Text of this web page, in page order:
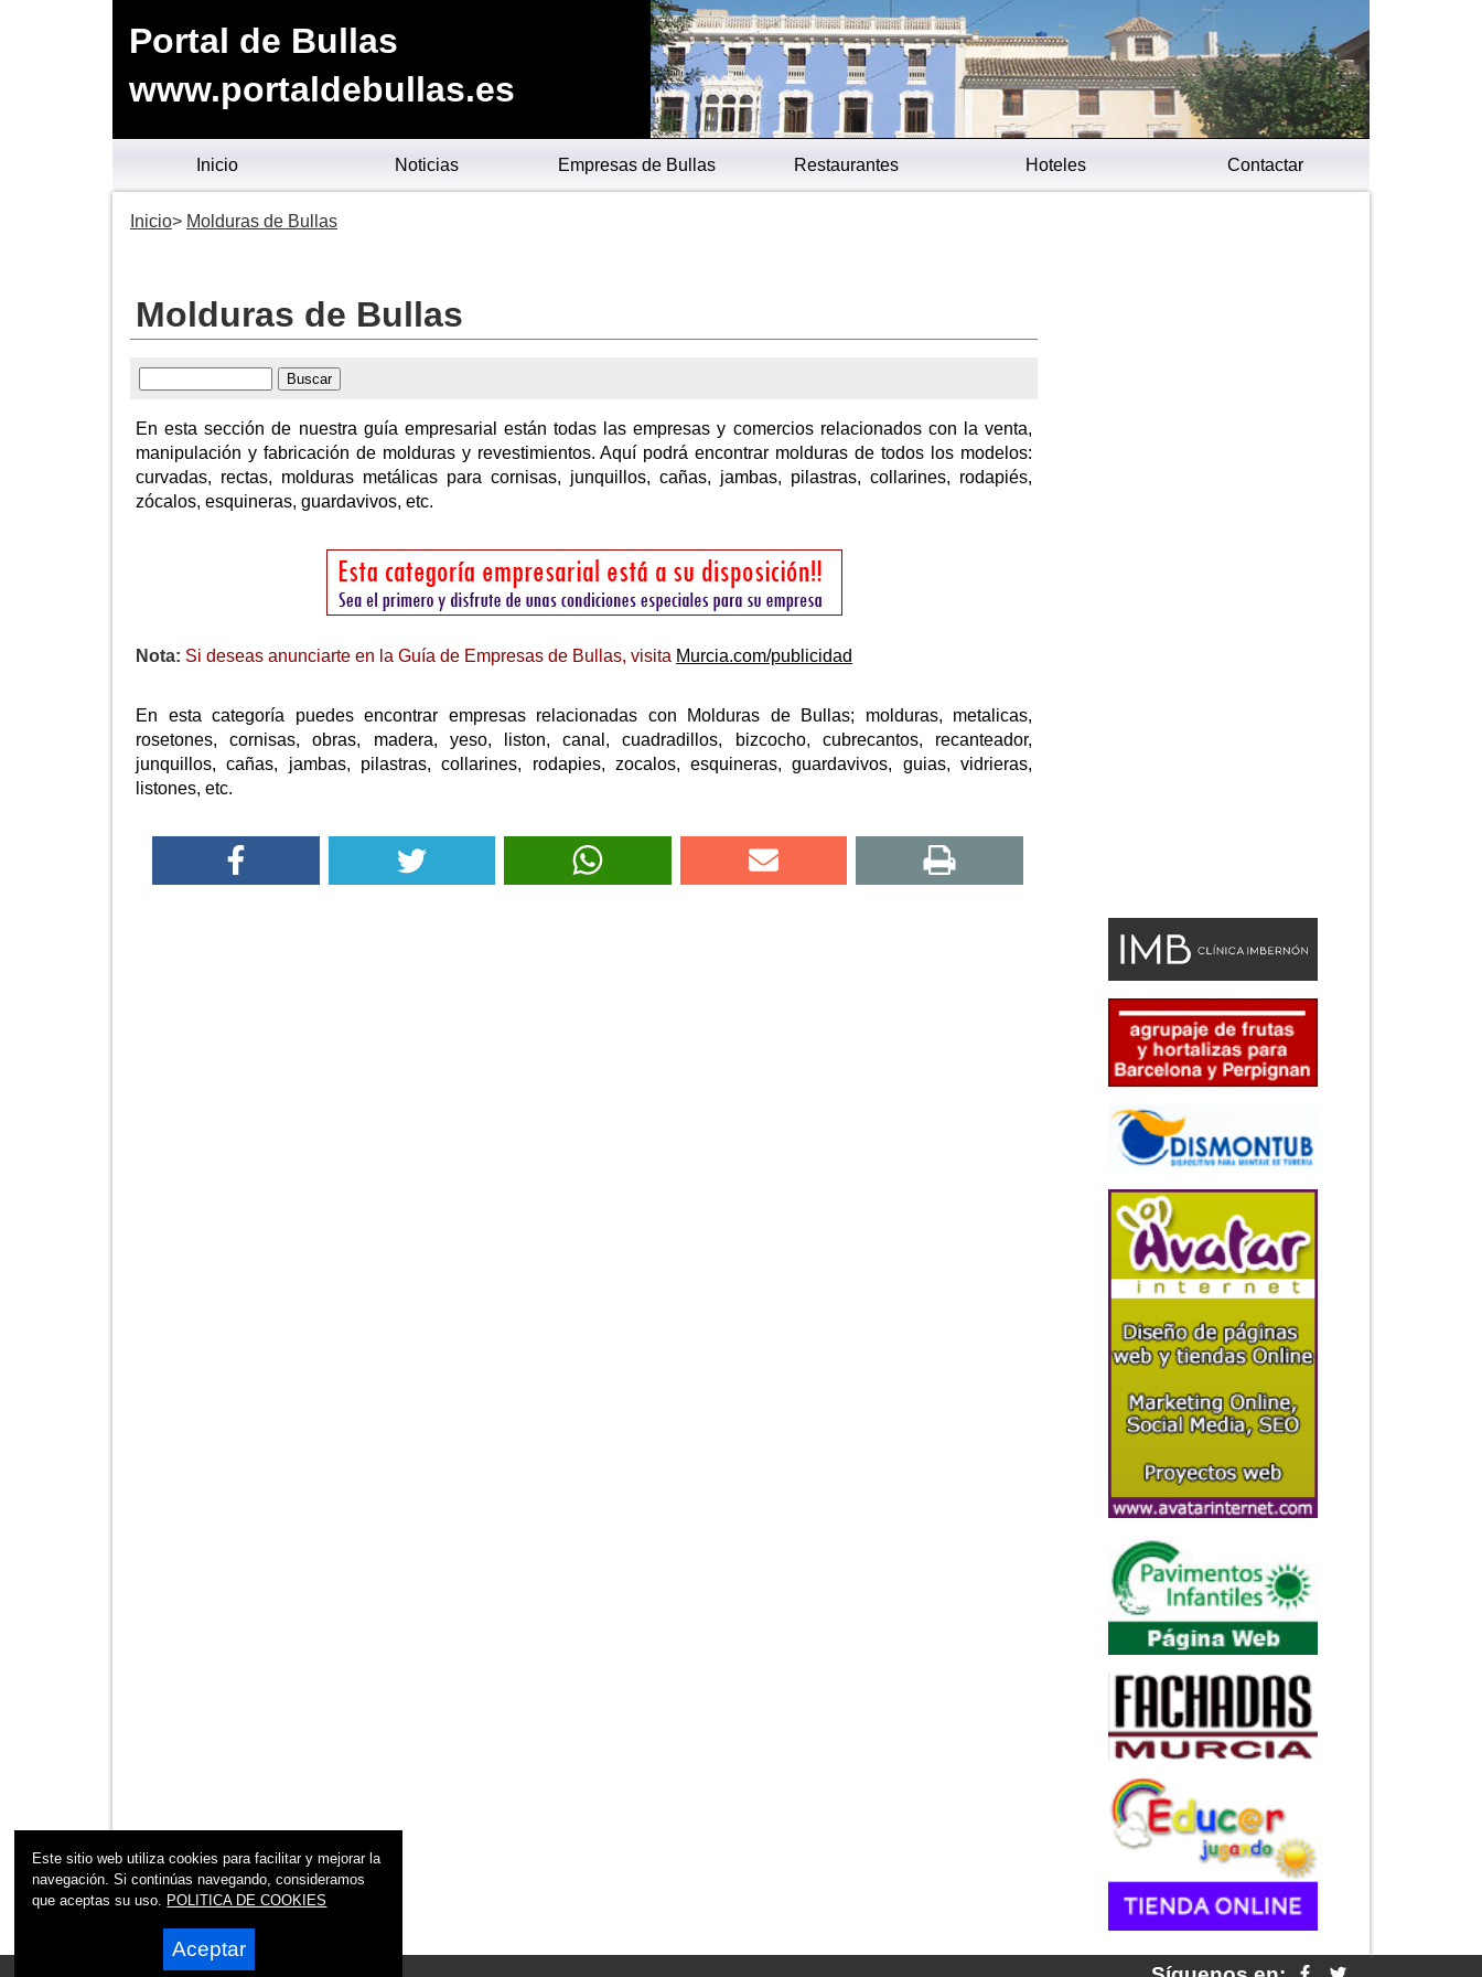
Portal de Bullas
www.portaldebullas.es
Inicio Noticias Empresas de Bullas Restaurantes Hoteles Contactar
Inicio Molduras de Bullas
Molduras de Bullas
En esta sección de nuestra guía empresarial están todas las empresas y comercios relacionados con la venta,
manipulación y fabricación de molduras y revestimientos. Aquí podrá encontrar molduras de todos los modelos:
curvadas, rectas, molduras metálicas para cornisas, junquillos, cañas, jambas, pilastras, collarines, rodapiés,
zócalos, esquineras, guardavivos, etc.
Nota: Si deseas anunciarte en la Guía de Empresas de Bullas, visita Murcia.com/publicidad
En esta categoría puedes encontrar empresas relacionadas con Molduras de Bullas; molduras, metalicas,
rosetones, cornisas, obras, madera, yeso, liston, canal, cuadradillos, bizcocho, cubrecantos, recanteador,
junquillos, cañas, jambas, pilastras, collarines, rodapies, zocalos, esquineras, guardavivos, guias, vidrieras,
listones, etc.
Este sitio web utiliza cookies para facilitar y mejorar la
navegación. Si continúas navegando, consideramos
que aceptas su uso. POLITICA DE COOKIES
Aceptar